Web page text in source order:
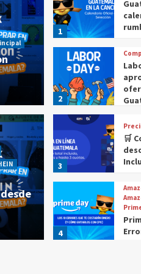
comprar en Amazon Historia Destacada
en Amazon
1
2
3
🛒
4